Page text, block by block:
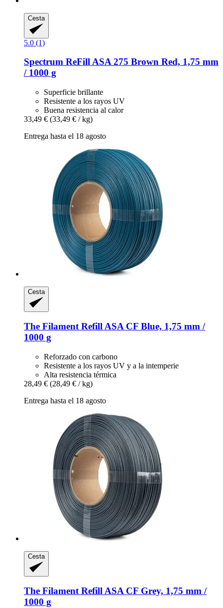
Cesta
5.0 (1)
Spectrum ReFill ASA 275 Brown Red, 1,75 mm
/ 1000 g
Superficie brillante
Resistente a los rayos UV
Buena resistencia al calor
33,49 € (33,49 € / kg)
Entrega hasta el 18 agosto
Cesta
The FilamentRefill ASA CF Blue, 1,75 mm /
1000 g
Reforzado con carbono
Resistente a los rayos UV y a la intemperie
Alta resistencia térmica
28,49 € (28,49 € / kg)
Entrega hasta el 18 agosto
Cesta
The FilamentRefill ASA CF Grey, 1,75 mm /
1000 g